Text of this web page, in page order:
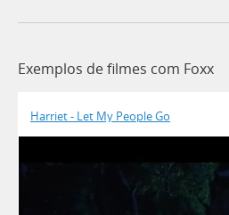
Exemplos de filmes com Foxx
Harriet - Let My People Go